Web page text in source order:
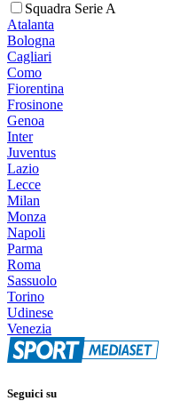
Squadra Serie A
Atalanta
Bologna
Cagliari
Como
Fiorentina
Frosinone
Genoa
Inter
Juventus
Lazio
Lecce
Milan
Monza
Napoli
Parma
Roma
Sassuolo
Torino
Udinese
Venezia
Seguici su